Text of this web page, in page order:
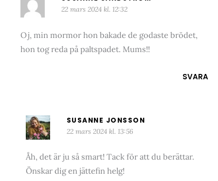
22 mars 2024 kl. 12:32
Oj, min mormor hon bakade de godaste brödet,
hon tog reda på paltspadet. Mums!!
SVARA
SUSANNE JONSSON
22 mars 2024 kl. 13:56
Åh, det är ju så smart! Tack för att du berättar.
Önskar dig en jättefin helg!